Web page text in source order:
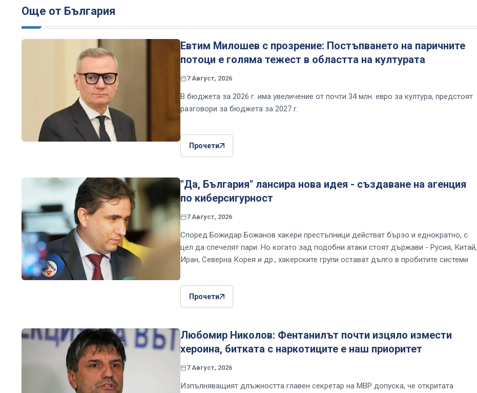
Още от България
Евтим Милошев с прозрение: Постъпването на паричните
потоци е голяма тежест в областта на културата
7 Август, 2026
В бюджета за 2026 г. има увеличение от почти 34 млн. евро за култура, предстоят
разговори за бюджета за 2027 г.
Прочети
"Да, България" лансира нова идея - създаване на агенция
по киберсигурност
7 Август, 2026
Според Божидар Божанов хакери престъпници действат бързо и еднократно, с
цел да спечелят пари. Но когато зад подобни атаки стоят държави - Русия, Китай,
Иран, Северна Корея и др., хакерските групи остават дълго в пробитите системи
Прочети
Любомир Николов: Фентанилът почти изцяло измести
хероина, битката с наркотиците е наш приоритет
7 Август, 2026
Изпълняващият длъжността главен секретар на МВР допуска, че откритата